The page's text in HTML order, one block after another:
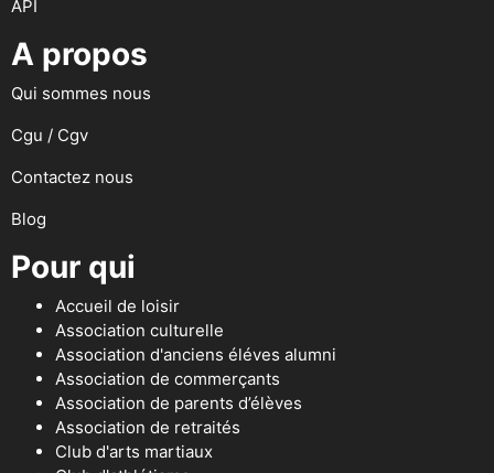
API
A propos
Qui sommes nous
Cgu / Cgv
Contactez nous
Blog
Pour qui
Accueil de loisir
Association culturelle
Association d'anciens éléves alumni
Association de commerçants
Association de parents d’élèves
Association de retraités
Club d'arts martiaux